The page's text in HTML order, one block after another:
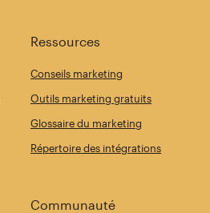
Ressources
Conseils marketing
Outils marketing gratuits
Glossaire du marketing
Répertoire des intégrations
Communauté